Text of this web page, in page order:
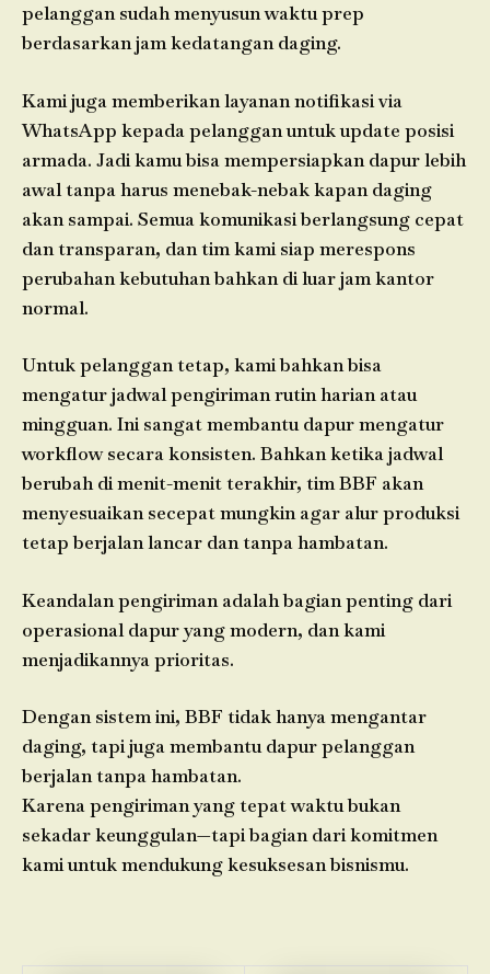
pelanggan sudah menyusun waktu prep
berdasarkan jam kedatangan daging.
Kami juga memberikan layanan notifikasi via
WhatsApp kepada pelanggan untuk update posisi
armada. Jadi kamu bisa mempersiapkan dapur lebih
awal tanpa harus menebak-nebak kapan daging
akan sampai. Semua komunikasi berlangsung cepat
dan transparan, dan tim kami siap merespons
perubahan kebutuhan bahkan di luar jam kantor
normal.
Untuk pelanggan tetap, kami bahkan bisa
mengatur jadwal pengiriman rutin harian atau
mingguan. Ini sangat membantu dapur mengatur
workflow secara konsisten. Bahkan ketika jadwal
berubah di menit-menit terakhir, tim BBF akan
menyesuaikan secepat mungkin agar alur produksi
tetap berjalan lancar dan tanpa hambatan.
Keandalan pengiriman adalah bagian penting dari
operasional dapur yang modern, dan kami
menjadikannya prioritas.
Dengan sistem ini, BBF tidak hanya mengantar
daging, tapi juga membantu dapur pelanggan
berjalan tanpa hambatan.
Karena pengiriman yang tepat waktu bukan
sekadar keunggulan—tapi bagian dari komitmen
kami untuk mendukung kesuksesan bisnismu.